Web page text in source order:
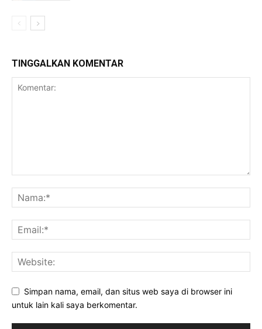
TINGGALKAN KOMENTAR
Simpan nama, email, dan situs web saya di browser ini
untuk lain kali saya berkomentar.